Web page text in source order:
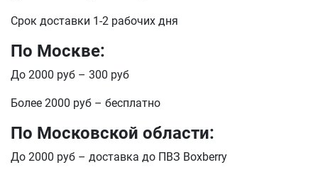
Срок доставки 1-2 рабочих дня
По Москве:
До 2000 руб – 300 руб
Более 2000 руб – бесплатно
По Московской области:
До 2000 руб – доставка до ПВЗ Boxberry